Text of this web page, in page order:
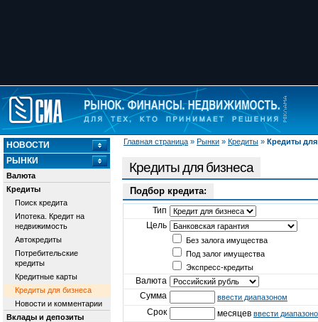
Главная страница » Рынки » Кредиты » Кредиты для
НОВОСТИ
РЫНКИ
Валюта
Кредиты
Поиск кредита
Ипотека. Кредит на
недвижимость
Автокредиты
Потребительские
кредиты
Кредитные карты
Кредиты для бизнеса
Новости и комментарии
Вклады и депозиты
Кредиты для бизнеса
Подбор кредита:
Тип
Цель
Без залога имущества
Под залог имущества
Экспресс-кредиты
Валюта
Сумма
ввести диапазоном
Срок месяцев ввести